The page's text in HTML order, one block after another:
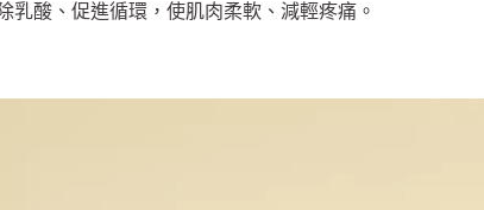
乳酸、促進循環，使肌肉柔軟、減輕疼痛。